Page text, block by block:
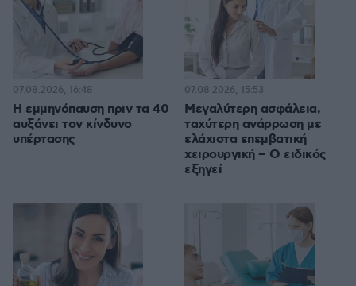
Η εμμηνόπαυση πριν τα 40
αυξάνει τον κίνδυνο
υπέρτασης
07.08.2026, 16:48
Μεγαλύτερη ασφάλεια,
ταχύτερη ανάρρωση με
ελάχιστα επεμβατική
χειρουργική – Ο ειδικός
εξηγεί
07.08.2026, 15:53